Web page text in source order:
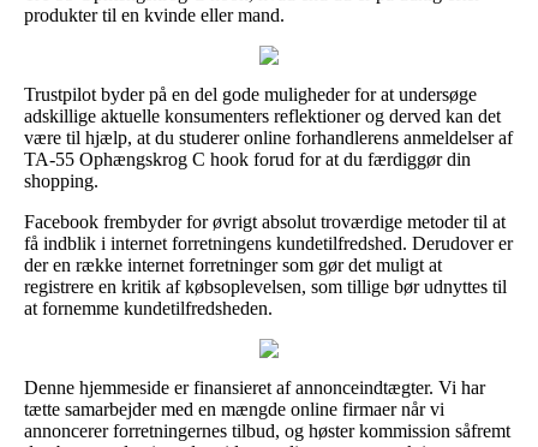
produkter til en kvinde eller mand.
Trustpilot byder på en del gode muligheder for at undersøge
adskillige aktuelle konsumenters reflektioner og derved kan det
være til hjælp, at du studerer online forhandlerens anmeldelser af
TA-55 Ophængskrog C hook forud for at du færdiggør din
shopping.
Facebook frembyder for øvrigt absolut troværdige metoder til at
få indblik i internet forretningens kundetilfredshed. Derudover er
der en række internet forretninger som gør det muligt at
registrere en kritik af købsoplevelsen, som tillige bør udnyttes til
at fornemme kundetilfredsheden.
Denne hjemmeside er finansieret af annonceindtægter. Vi har
tætte samarbejder med en mængde online firmaer når vi
annoncerer forretningernes tilbud, og høster kommission såfremt